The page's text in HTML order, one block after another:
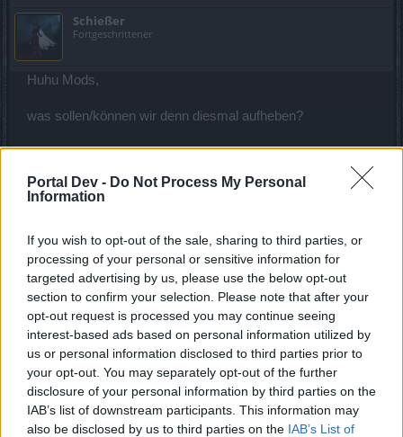
Portal Dev - Do Not Process My Personal
Information
If you wish to opt-out of the sale, sharing to third parties, or
processing of your personal or sensitive information for
targeted advertising by us, please use the below opt-out
section to confirm your selection. Please note that after your
opt-out request is processed you may continue seeing
interest-based ads based on personal information utilized by
us or personal information disclosed to third parties prior to
your opt-out. You may separately opt-out of the further
disclosure of your personal information by third parties on the
IAB’s list of downstream participants. This information may
also be disclosed by us to third parties on the IAB’s List of
Schießer
Fortgeschrittener
Huhu Mods,
was sollen/können wir denn diesmal aufheben?
Die "Pulsierende Fluchperle" (Dragan-Event #3) und
Event nur letztere benutzen. Spieler, die noch die
(Pulsierende) Fluchperle vom vorherigen Dragan-
Eventbesitzen, können diese wegwerfen. Diese Perle
wird in den künftigen Events keine Anwendung finden.
Lieber die aktuellen "Roten Fluchperlen" oder die roten
Splitter?
LG​
26 April 2015